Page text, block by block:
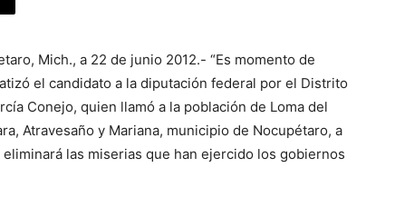
Mich., a 22 de junio 2012.- “Es momento de
el candidato a la diputación federal por el Distrito
Conejo, quien llamó a la población de Loma del
Atravesaño y Mariana, municipio de Nocupétaro, a
las miserias que han ejercido los gobiernos